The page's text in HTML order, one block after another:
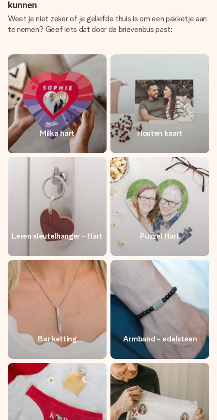
kunnen
Weet je niet zeker of je geliefde thuis is om een pakketje aan
te nemen? Geef iets dat door de brievenbus past:
Milka hart Houten kaart
Leren sleutelhanger - Hart Puzzel Hart
Bar ketting Armband - edelsteen